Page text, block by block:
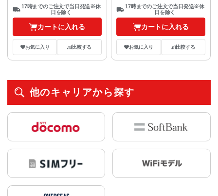
17時までのご注文で当日発送※休
日を除く
カートに入れる
お気に入り 比較する
17時までのご注文で当日発送※休
日を除く
カートに入れる
お気に入り 比較する
他のキャリアから探す